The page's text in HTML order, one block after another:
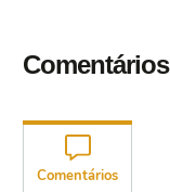
Comentários